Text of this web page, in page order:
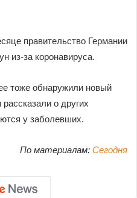
правительство Германии
из-за коронавируса.
тоже обнаружили новый
о других
у заболевших.
По материалам: Сегодня